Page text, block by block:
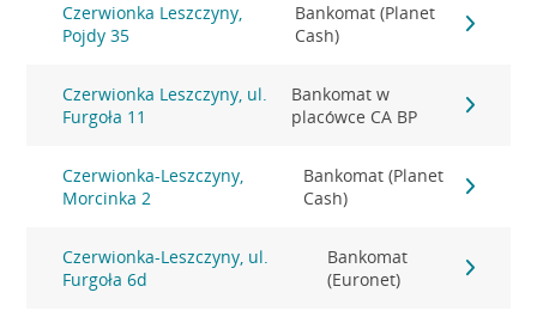
Czerwionka Leszczyny,
Pojdy 35
Bankomat (Planet
Cash)
Czerwionka Leszczyny, ul.
Furgoła 11
Bankomat w
placówce CA BP
Czerwionka-Leszczyny,
Morcinka 2
Bankomat (Planet
Cash)
Czerwionka-Leszczyny, ul.
Furgoła 6d
Bankomat
(Euronet)